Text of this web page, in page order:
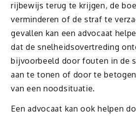
rijbewijs terug te krijgen, de
verminderen of de straf te
gevallen kan een advocaat
dat de snelheidsovertreding
bijvoorbeeld door fouten in de
aan te tonen of door te
van een noodsituatie.
Een advocaat kan ook helpen